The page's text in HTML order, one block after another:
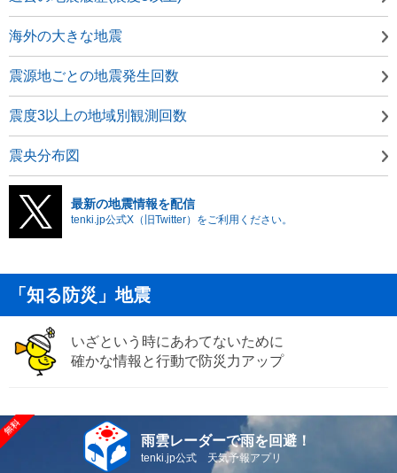
海外の大きな地震
震源地ごとの地震発生回数
震度3以上の地域別観測回数
震央分布図
最新の地震情報を配信
tenki.jp公式X（旧Twitter）をご利用ください。
「知る防災」地震
いざという時にあわてないために
確かな情報と行動で防災力アップ
雨雲レーダーで雨を回避！
tenki.jp公式 天気予報アプリ